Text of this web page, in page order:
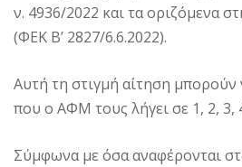
ν. 4936/2022 και τα οριζόμενα
(ΦΕΚ Β’ 2827/6.6.2022).
Αυτή τη στιγμή αίτηση μπορούν
που ο ΑΦΜ τους λήγει σε 1, 2, 3,
Σύμφωνα με όσα αναφέρονται